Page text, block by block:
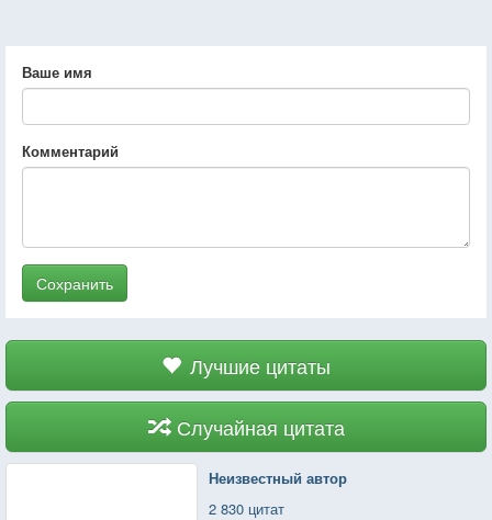
Ваше имя
Комментарий
Сохранить
Лучшие цитаты
Случайная цитата
Неизвестный автор
2 830 цитат